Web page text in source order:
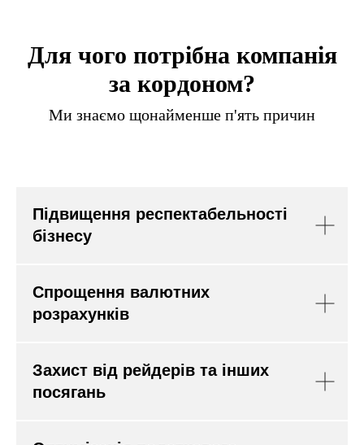
Для чого потрібна компанія
за кордоном?
Ми знаємо щонайменше п'ять причин
Підвищення респектабельності
бізнесу
Спрощення валютних
розрахунків
Захист від рейдерів та інших
посягань